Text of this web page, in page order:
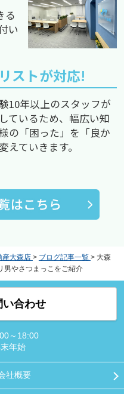
る
い
ストが対応!
10年以上のスタッフが
ているため、幅広い知
の「困った」を「良か
えていきます。
産大森店 > ブログ記事一覧 > 大森
男やさつまっこをご紹介
い合わせ
～18:00
年始
社概要